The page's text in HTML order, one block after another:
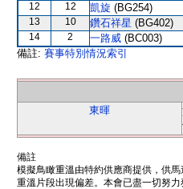
12 12 凱旋 (BG254)
13 10 鑽石祥星 (BG402)
14 2 一路威 (BC003)
備註: 賽事特別情況索引
東暉
備註
模擬鳥瞰重溫由特約供應商提供，供
重溫片段出現偏差。本會已盡一切努